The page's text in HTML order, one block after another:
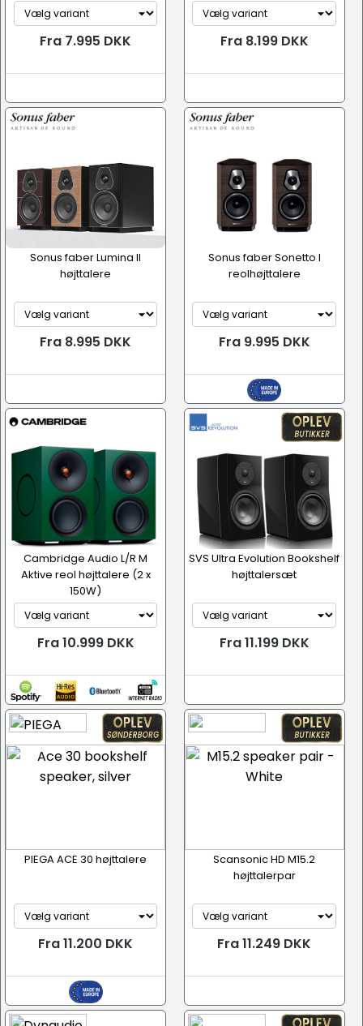
Fra 7.995 DKK Fra 8.199 DKK
Sonus faber Lumina II
højttalere
Fra 8.995 DKK
Sonus faber Sonetto I
reolhøjttalere
Fra 9.995 DKK
Cambridge Audio L/R M
Aktive reol højttalere (2 x
150W)
Fra 10.999 DKK
SVS Ultra Evolution Bookshelf
højttalersæt
Fra 11.199 DKK
PIEGA ACE 30 højttalere
Fra 11.200 DKK
Scansonic HD M15.2
højttalerpar
Fra 11.249 DKK